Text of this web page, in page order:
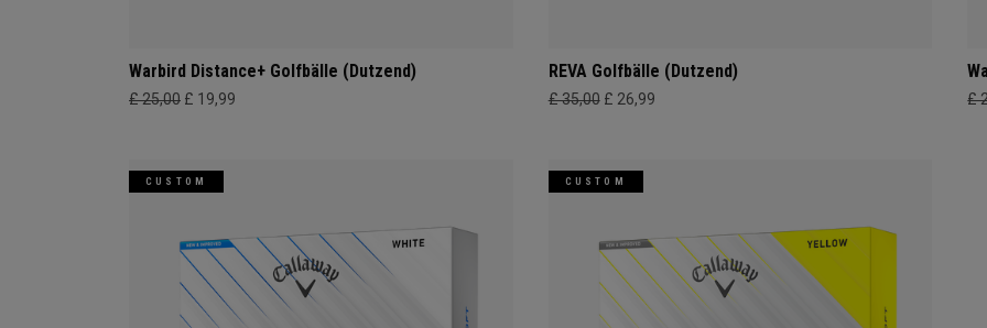
Warbird Distance+ Golfbälle (Dutzend)
£ 25,00 £ 19,99
REVA Golfbälle (Dutzend)
£ 35,00 £ 26,99 £
CUSTOM CUSTOM